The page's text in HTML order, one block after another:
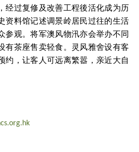
经过复修及改善工程後活化成为历
资料馆记述调景岭居民过往的生活
参观。将军澳风物汛亦会举办不同
有茶座售卖轻食。灵风雅舍设有客
约，让客人可远离繁嚣，亲近大自